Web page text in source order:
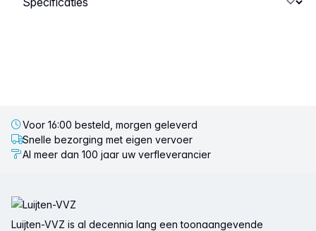
Voor 16:00 besteld, morgen geleverd
Snelle bezorging met eigen vervoer
Al meer dan 100 jaar uw verfleverancier
Luijten-VVZ is al decennia lang een toonaangevende